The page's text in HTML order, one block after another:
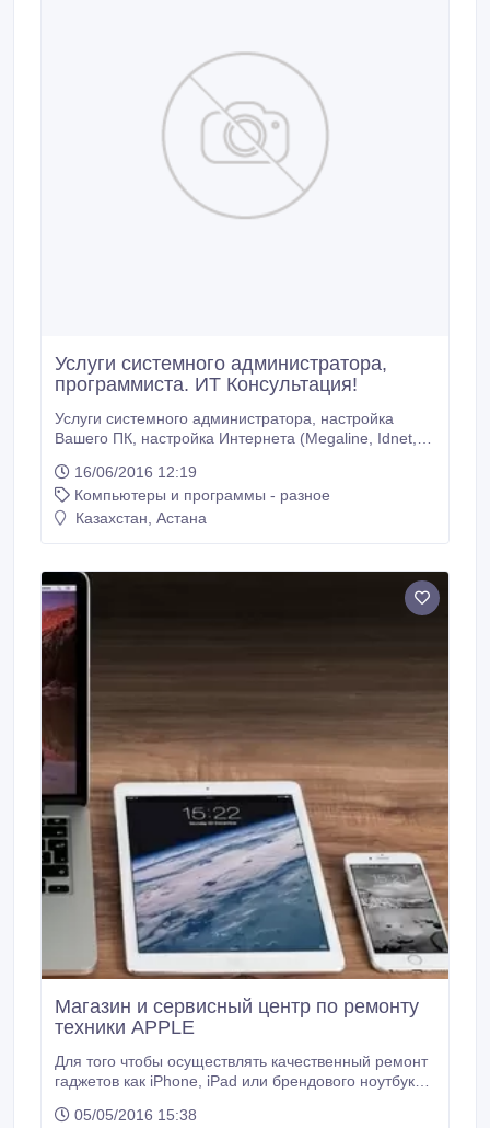
Услуги системного администратора,
программиста. ИТ Консультация!
Услуги системного администратора, настройка
Вашего ПК, настройка Интернета (Megaline, Idnet,
беспроводной сети Wi-Fi, установка, переустановка,
восстановление Windows XP, Vista, 7, 8. Также
производим чистку системы, оптимизацию системы
16/06/2016 12:19
Компьютеры и программы - разное
Казахстан, Астана
Магазин и сервисный центр по ремонту
техники APPLE
Для того чтобы осуществлять качественный ремонт
гаджетов как iPhone, iPad или брендового ноутбука
тщательно изучают техническую начинку каждой
05/05/2016 15:38